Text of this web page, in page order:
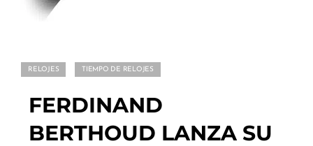
RELOJES TIEMPO DE RELOJES
FERDINAND
BERTHOUD LANZA SU